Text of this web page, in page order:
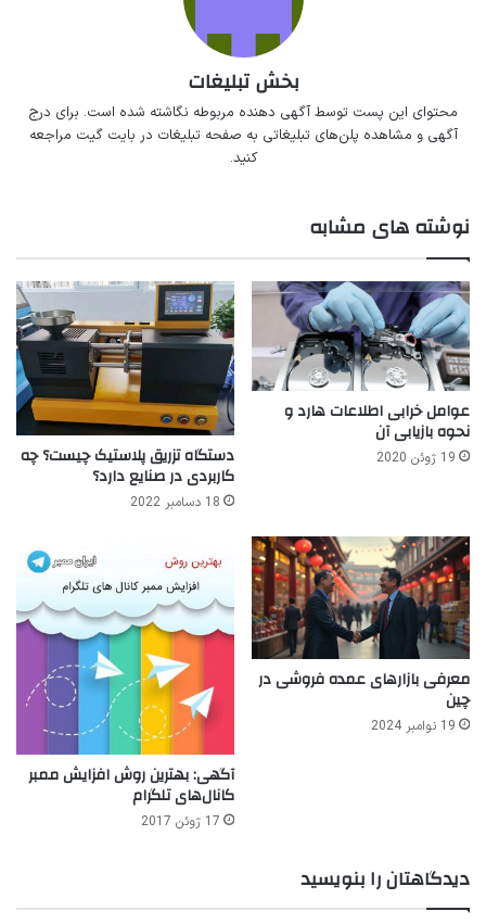
بخش تبلیغات
محتوای این پست توسط آگهی دهنده مربوطه نگاشته شده است. برای درج
آگهی و مشاهده پلن‌های تبلیغاتی به صفحهتبلیغات در بایت گیت مراجعه
کنید.
نوشته های مشابه
عوامل خرابی اطلاعات هارد و
نحوه بازیابی آن
19 ژوئن 2020 دستگاه تزریق پلاستیک چیست؟ چه
کاربردی در صنایع دارد؟
18 دسامبر 2022
معرفی بازارهای عمده فروشی در
چین
19 نوامبر 2024
آگهی: بهترین روش افزایش ممبر
کانال‌های تلگرام
17 ژوئن 2017
دیدگاهتان را بنویسید